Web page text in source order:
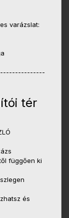
varázslat:
tér
függően ki
és